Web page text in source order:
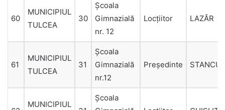
60
MUNICIPIUL
TULCEA
30
Școala
Gimnazială
nr. 12
Locțiitor LAZĂR
61
MUNICIPIUL
TULCEA
31
Şcoala
Gimnazială
nr.12
Președinte STANCU
MUNICIPIUL
Şcoala